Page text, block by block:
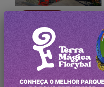
Saiba Mais
Oferta Exclusiva!